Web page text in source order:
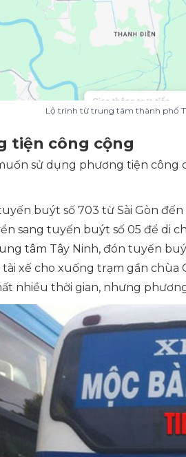
Lộ trình từ trung tâm thành phố
tiện công cộng
sử dụng phương tiện
buýt số 703 từ Sài Gòn đến
sang tuyến buýt số 05 để di
tâm Tây Ninh, đón tuyến
tài xế cho xuống trạm gần chùa
nhiều thời gian, nhưng